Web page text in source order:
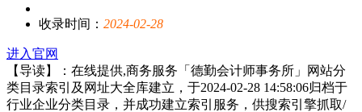
收录时间： 2024-02-28
进入官网
【导读】：在线提供,商务服务「德勤会计师事务所」网站分
类目录索引及网址大全库建立，于2024-02-28 14:58:06归档于
行业企业分类目录，并成功建立索引服务，供搜索引擎抓取/